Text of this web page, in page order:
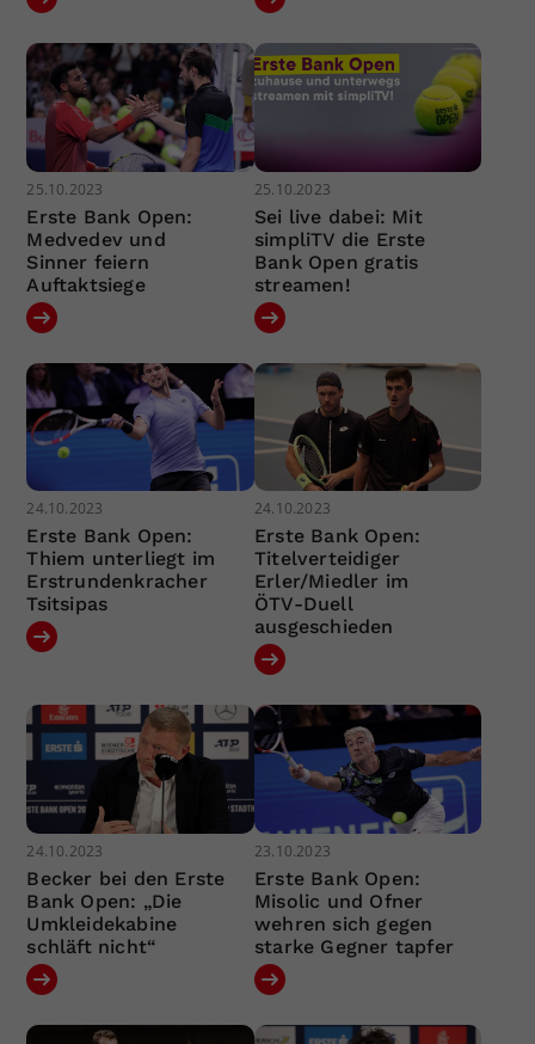
25.10.2023
Erste Bank Open:
Medvedev und
Sinner feiern
Auftaktsiege
25.10.2023
Sei live dabei: Mit
simpliTV die Erste
Bank Open gratis
streamen!
24.10.2023
Erste Bank Open:
Thiem unterliegt im
Erstrundenkracher
Tsitsipas
24.10.2023
Erste Bank Open:
Titelverteidiger
Erler/Miedler im
ÖTV-Duell
ausgeschieden
24.10.2023
Becker bei den Erste
Bank Open: „Die
Umkleidekabine
schläft nicht“
23.10.2023
Erste Bank Open:
Misolic und Ofner
wehren sich gegen
starke Gegner tapfer